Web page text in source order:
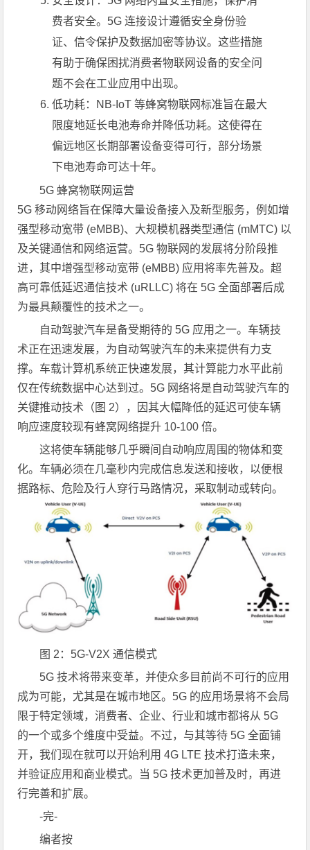
费者安全。5G 连接设计遵循安全身份验
证、信令保护及数据加密等协议。这些措施
有助于确保困扰消费者物联网设备的安全问
题不会在工业应用中出现。
低功耗：NB-IoT 等蜂窝物联网标准旨在最大
限度地延长电池寿命并降低功耗。这使得在
偏远地区长期部署设备变得可行，部分场景
下电池寿命可达十年。
5G 蜂窝物联网运营
5G 移动网络旨在保障大量设备接入及新型服务，例如增
强型移动宽带 (eMBB)、大规模机器类型通信 (mMTC) 以
及关键通信和网络运营。5G 物联网的发展将分阶段推
进，其中增强型移动宽带 (eMBB) 应用将率先普及。超
高可靠低延迟通信技术 (uRLLC) 将在 5G 全面部署后成
为最具颠覆性的技术之一。
自动驾驶汽车是备受期待的 5G 应用之一。车辆技
术正在迅速发展，为自动驾驶汽车的未来提供有力支
撑。车载计算机系统正快速发展，其计算能力水平此前
仅在传统数据中心达到过。5G 网络将是自动驾驶汽车的
关键推动技术（图 2），因其大幅降低的延迟可使车辆
响应速度较现有蜂窝网络提升 10-100 倍。
这将使车辆能够几乎瞬间自动响应周围的物体和变
化。车辆必须在几毫秒内完成信息发送和接收，以便根
据路标、危险及行人穿行马路情况，采取制动或转向。
图 2：5G-V2X 通信模式
5G 技术将带来变革，并使众多目前尚不可行的应用
成为可能，尤其是在城市地区。5G 的应用场景将不会局
限于特定领域，消费者、企业、行业和城市都将从 5G
的一个或多个维度中受益。不过，与其等待 5G 全面铺
开，我们现在就可以开始利用 4G LTE 技术打造未来，
并验证应用和商业模式。当 5G 技术更加普及时，再进
行完善和扩展。
-完-
编者按